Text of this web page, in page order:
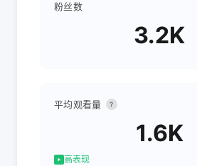
粉丝数
3.2K
平均观看量 ?
1.6K
高表现